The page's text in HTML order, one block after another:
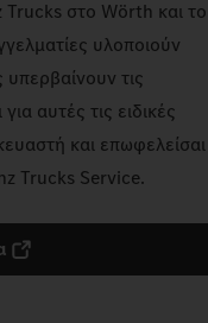
Trucks στο Wörth και το
υλοποιούν
υπερβαίνουν τις
αυτές τις ειδικές
και επωφελείσαι
Trucks Service.